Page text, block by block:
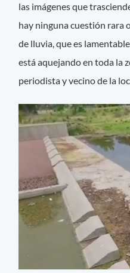
las imágenes que
hay ninguna cuestión rara
de lluvia, que es
está aquejando en toda la
periodista y vecino de la